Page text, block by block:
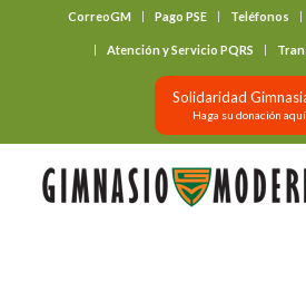
CorreoGM Pago PSE Teléfonos
Atención y Servicio PQRS
Solidaridad
Haga su donación aquí